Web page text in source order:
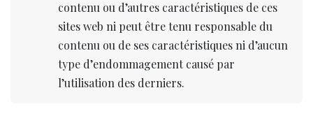
contenu ou d’autres caractéristiques de ces
sites web ni peut être tenu responsable du
contenu ou de ses caractéristiques ni d’aucun
type d’endommagement causé par
l’utilisation des derniers.